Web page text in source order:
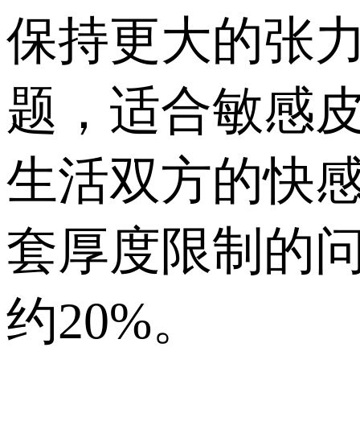
保持更大的张
题，适合敏感
生活双方的快
套厚度限制的
约20%。